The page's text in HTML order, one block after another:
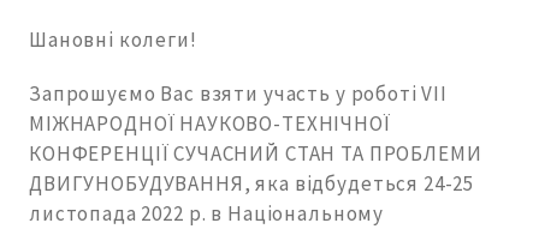
Шановні колеги!
Запрошуємо Вас взяти участь у роботі VII
МІЖНАРОДНОЇ НАУКОВО-ТЕХНІЧНОЇ
КОНФЕРЕНЦІЇ СУЧАСНИЙ СТАН ТА ПРОБЛЕМИ
ДВИГУНОБУДУВАННЯ, яка відбудеться 24-25
листопада 2022 р. в Національному